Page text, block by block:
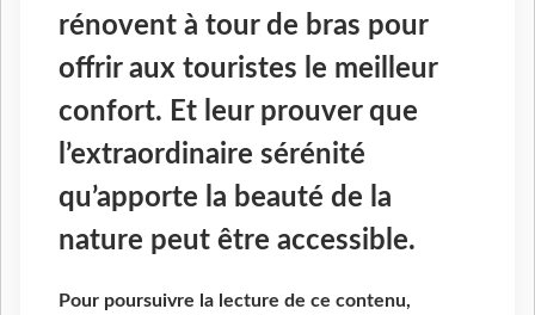
rénovent à tour de bras pour
offrir aux touristes le meilleur
confort. Et leur prouver que
l’extraordinaire sérénité
qu’apporte la beauté de la
nature peut être accessible.
Pour poursuivre la lecture de ce contenu,